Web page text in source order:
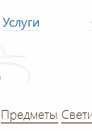
Услуги
Предметы